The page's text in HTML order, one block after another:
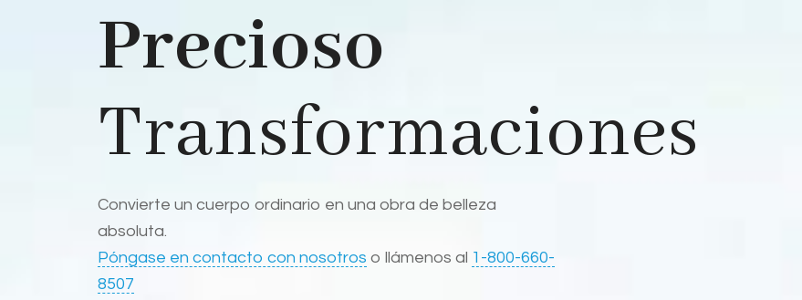
Precioso
Transformaciones
Convierte un cuerpo ordinario en una obra de belleza
absoluta.
Póngase en contacto con nosotros o llámenos al 1-800-660-
8507